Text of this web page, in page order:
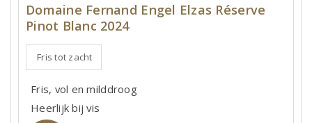
Domaine Fernand Engel Elzas Réserve
Pinot Blanc 2024
Fris tot zacht
Fris, vol en milddroog
Heerlijk bij vis